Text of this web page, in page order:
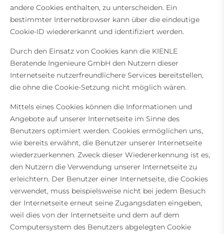
andere Cookies enthalten, zu unterscheiden. Ein
bestimmter Internetbrowser kann über die eindeutige
Cookie-ID wiedererkannt und identifiziert werden.
Durch den Einsatz von Cookies kann die KIENLE
Beratende Ingenieure GmbH den Nutzern dieser
Internetseite nutzerfreundlichere Services bereitstellen,
die ohne die Cookie-Setzung nicht möglich wären.
Mittels eines Cookies können die Informationen und
Angebote auf unserer Internetseite im Sinne des
Benutzers optimiert werden. Cookies ermöglichen uns,
wie bereits erwähnt, die Benutzer unserer Internetseite
wiederzuerkennen. Zweck dieser Wiedererkennung ist es,
den Nutzern die Verwendung unserer Internetseite zu
erleichtern. Der Benutzer einer Internetseite, die Cookies
verwendet, muss beispielsweise nicht bei jedem Besuch
der Internetseite erneut seine Zugangsdaten eingeben,
weil dies von der Internetseite und dem auf dem
Computersystem des Benutzers abgelegten Cookie